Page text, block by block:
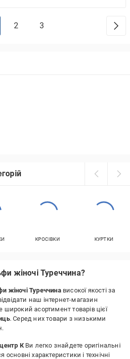
2 3
КРОСІВКИ КУРТКИ
жіночі Туреччина?
жіночі Туреччинависокої якості за
наш інтернет-магазин
широкий асортимент товарів цієї
. Серед них товари з низькими
КВи легко знайдете оригінальні
основні характеристики і технічні